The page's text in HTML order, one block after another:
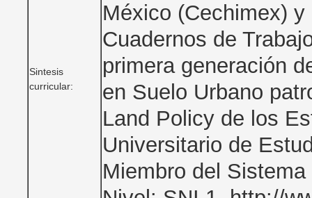
Sintesis
curricular:
México (Cechimex)
Cuadernos de
primera generación
en Suelo Urbano
Land Policy de los
Universitario de
Miembro del